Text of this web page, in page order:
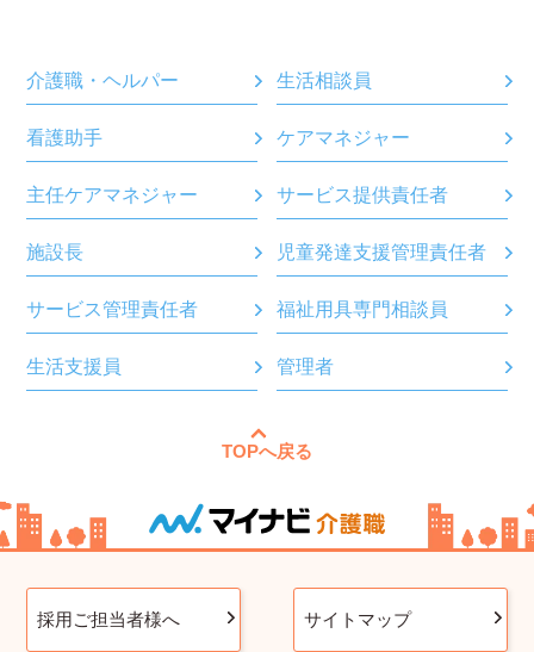
介護職・ヘルパー 生活相談員
看護助手 ケアマネジャー
主任ケアマネジャー サービス提供責任者
施設長 児童発達支援管理責任者
サービス管理責任者 福祉用具専門相談員
生活支援員 管理者
TOPへ戻る
採用ご担当者様へ サイトマップ